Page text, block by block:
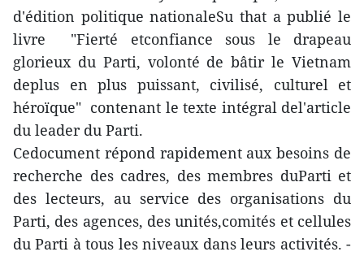
d'édition politique nationaleSu that a publié le
livre "Fierté etconfiance sous le drapeau
glorieux du Parti, volonté de bâtir le Vietnam
deplus en plus puissant, civilisé, culturel et
héroïque" contenant le texte intégral del'article
du leader du Parti.
Cedocument répond rapidement aux besoins de
recherche des cadres, des membres duParti et
des lecteurs, au service des organisations du
Parti, des agences, des unités,comités et cellules
du Parti à tous les niveaux dans leurs activités. -